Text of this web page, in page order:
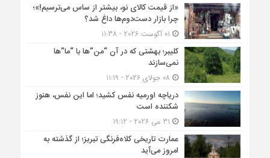
«از قیمت کالای نو، بیشتر از ساس می‌ترسیم!»؛
چرا بازار دست‌دوم‌ها داغ شد؟
کلیبر؛ بهشتی که در آن “من”ها با “ما”ها
نمی‌سازند
دریاچه اورمیه نفس کشید؛ اما این نفس، هنوز
شکننده است
عمارت تاریخی کلاه‌فرنگی تبریز؛ از گذشته به
امروز می‌آید